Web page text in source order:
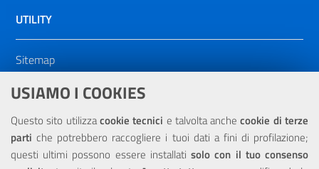
USIAMO I COOKIES
Questo sito utilizzacookie tecnici e talvolta anchecookie di terze
parti che potrebbero raccogliere i tuoi dati a fini di profilazione;
questi ultimi possono essere installatisolo con il tuo consenso
UTILITY
Sitemap
Dichiarazione di accessibilità
NOTE LEGALI
Privacy